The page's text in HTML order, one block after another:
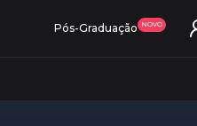
Pós-Graduação NOVO